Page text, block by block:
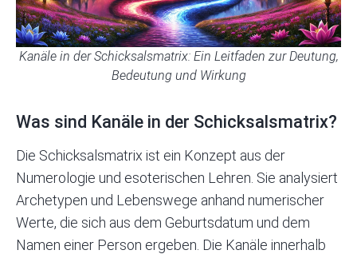
Kanäle in der Schicksalsmatrix: Ein Leitfaden zur Deutung,
Bedeutung und Wirkung
Was sind Kanäle in der Schicksalsmatrix?
Die Schicksalsmatrix ist ein Konzept aus der
Numerologie und esoterischen Lehren. Sie analysiert
Archetypen und Lebenswege anhand numerischer
Werte, die sich aus dem Geburtsdatum und dem
Namen einer Person ergeben. Die Kanäle innerhalb